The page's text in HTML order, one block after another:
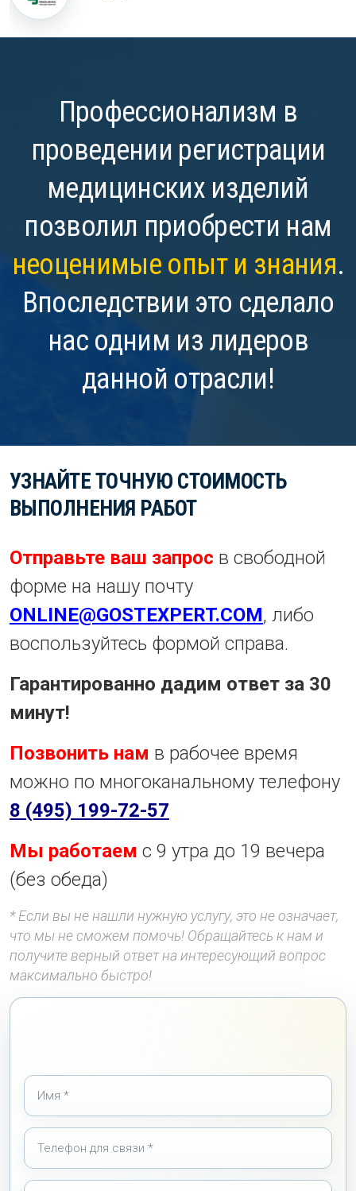
Профессионализм в
проведении регистрации
медицинских изделий
позволил приобрести нам
неоценимые опыт и знания.
Впоследствии это сделало
нас одним из лидеров
данной отрасли!
УЗНАЙТЕ ТОЧНУЮ СТОИМОСТЬ
ВЫПОЛНЕНИЯ РАБОТ
Отправьте ваш запрос в свободной
форме на нашу почту
ONLINE@GOSTEXPERT.COM, либо
воспользуйтесь формой справа.
Гарантированно дадим ответ за 30
минут!
Позвонить нам в рабочее время
можно по многоканальному телефону
8 (495) 199-72-57
Мы работаем с 9 утра до 19 вечера
(без обеда)
* Если вы не нашли нужную услугу, это не означает,
что мы не сможем помочь! Обращайтесь к нам и
получите верный ответ на интересующий вопрос
максимально быстро!